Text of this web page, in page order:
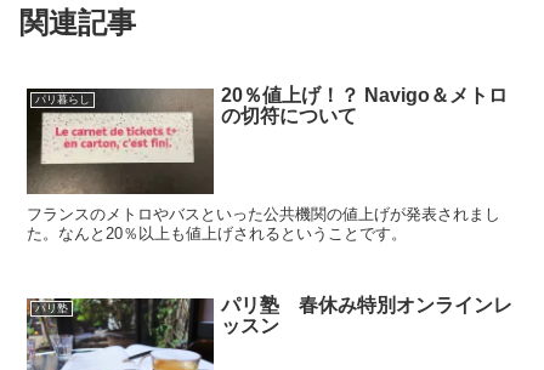
関連記事
パリ暮らし
20％値上げ！？ Navigo＆メトロ
の切符について
フランスのメトロやバスといった公共機関の値上げが発表されまし
た。なんと20％以上も値上げされるということです。
パリ塾
パリ塾 春休み特別オンラインレ
ッスン